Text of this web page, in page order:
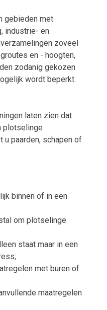
gebieden met
industrie- en
zoveel
en - hoogten,
zodanig gekozen
wordt beperkt.
laten zien dat
plotselinge
u paarden, schapen of
binnen of in een
om plotselinge
staat maar in een
met buren of
maatregelen